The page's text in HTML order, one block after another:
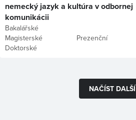
nemecký jazyk a kultúra v odbornej
komunikácii
Bakalářské
Magisterské
Doktorské
Prezenční
NAČÍST DALŠÍ